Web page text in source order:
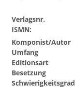
Verlagsnr.
ISMN:
Komponist/Autor
Umfang
Editionsart
Besetzung
Schwierigkeitsgrad